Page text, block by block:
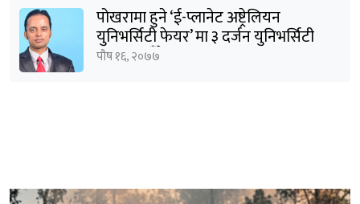
पोखरामा हुने ‘ई-प्लानेट अष्ट्रेलियन
युनिभर्सिटी फेयर’ मा ३ दर्जन युनिभर्सिटी
सहभागी हुँदैछन् : शर्मा
पौष १६, २०७७